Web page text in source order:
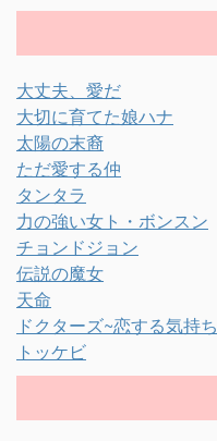
大丈夫、愛だ
大切に育てた娘ハナ
太陽の末裔
ただ愛する仲
タンタラ
力の強い女ト・ボンスン
チョンドジョン
伝説の魔女
天命
ドクターズ~恋する気持ち
トッケビ